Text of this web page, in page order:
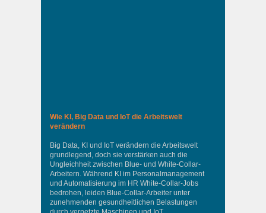
Wie KI, Big Data und IoT die Arbeitswelt
verändern
Big Data, KI und IoT verändern die Arbeitswelt
grundlegend, doch sie verstärken auch die
Ungleichheit zwischen Blue- und White-Collar-
Arbeitern. Während KI im Personalmanagement
und Automatisierung im HR White-Collar-Jobs
bedrohen, leiden Blue-Collar-Arbeiter unter
zunehmenden gesundheitlichen Belastungen